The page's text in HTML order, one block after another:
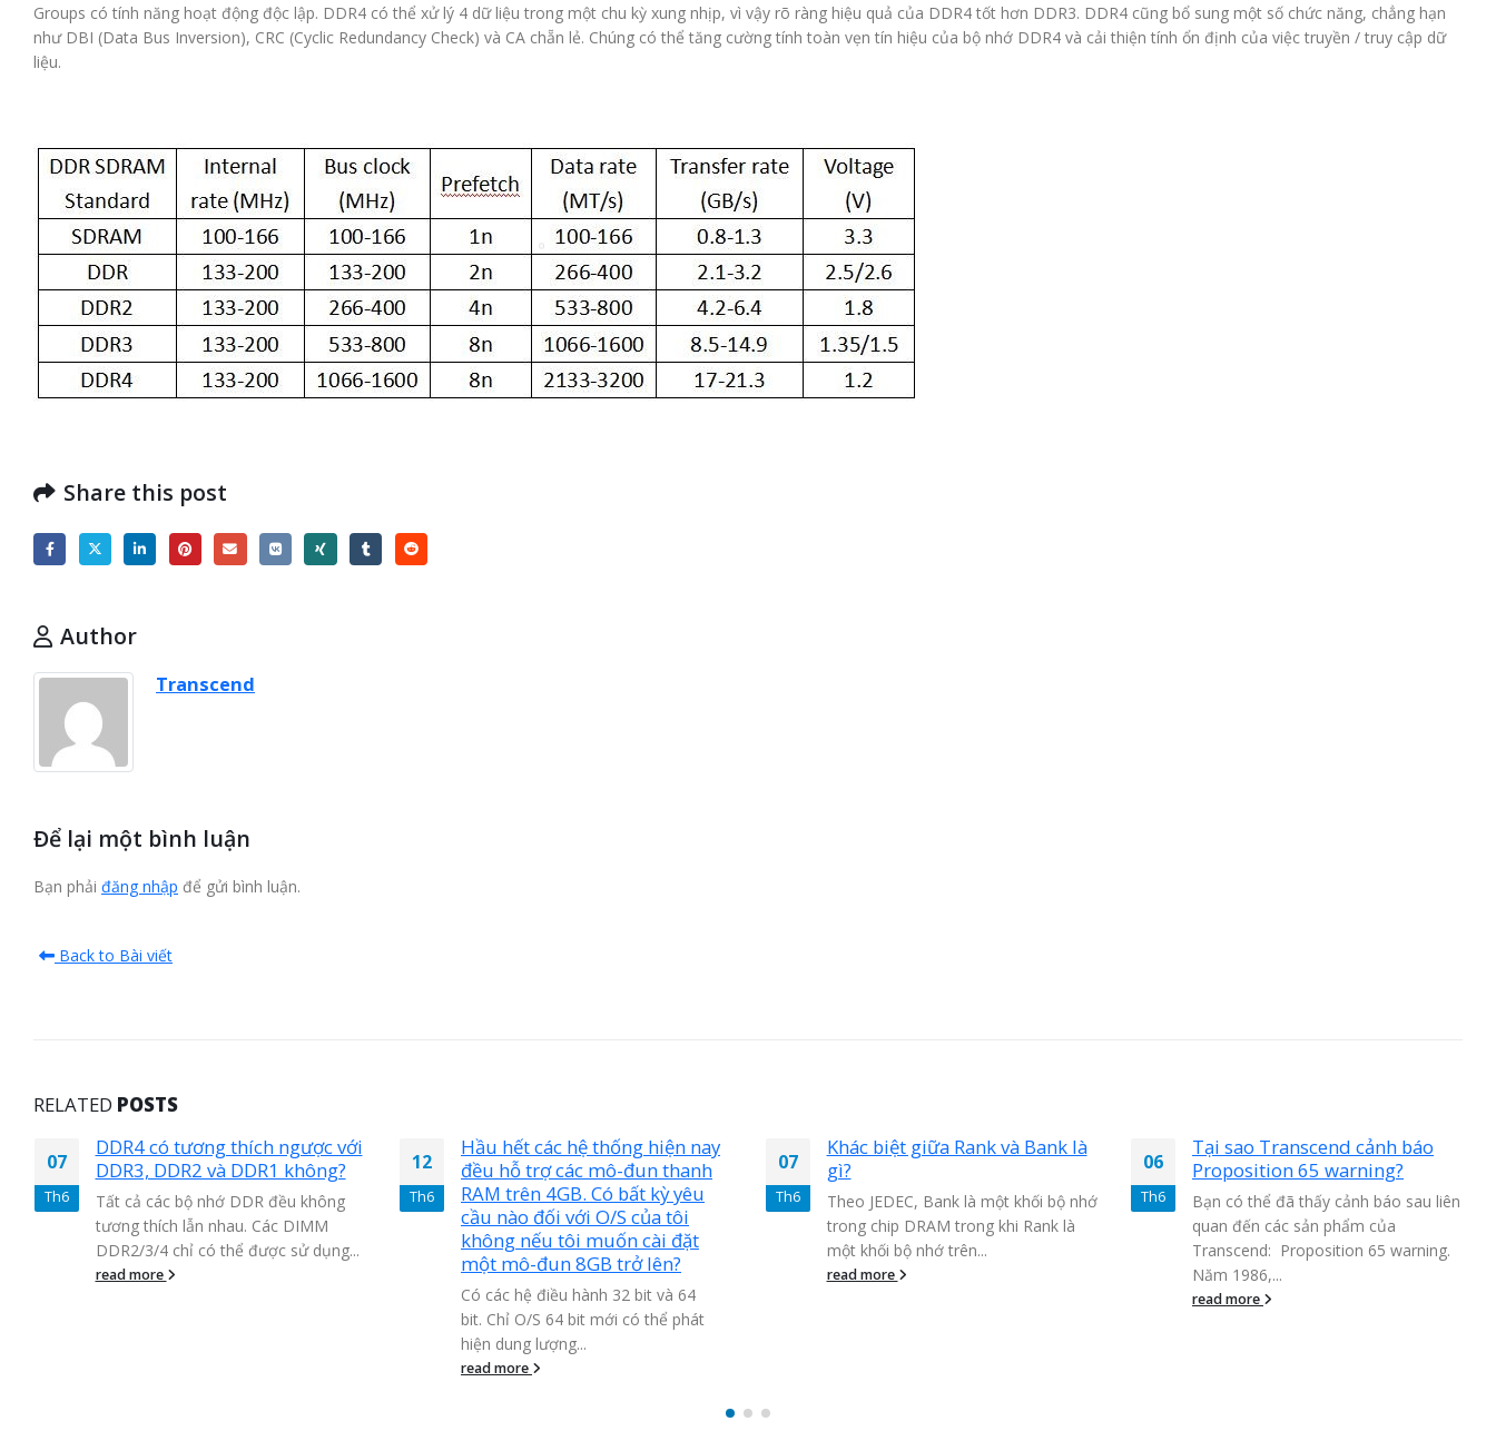
Groups có tính năng hoạt động độc lập. DDR4 có thể xử lý 4 dữ liệu trong một chu kỳ xung nhịp, vì vậy rõ ràng hiệu quả của DDR4 tốt hơn DDR3. DDR4 cũng bổ sung một số chức năng, chẳng hạn
như DBI (Data Bus Inversion), CRC (Cyclic Redundancy Check) và CA chẵn lẻ. Chúng có thể tăng cường tính toàn vẹn tín hiệu của bộ nhớ DDR4 và cải thiện tính ổn định của việc truyền / truy cập dữ
liệu.
Share this post
Author
Transcend
Để lại một bình luận
Bạn phải đăng nhập để gửi bình luận.
Back to Bài viết
RELATED POSTS
DDR4 có tương thích ngược với
DDR3, DDR2 và DDR1 không?
Tất cả các bộ nhớ DDR đều không
tương thích lẫn nhau. Các DIMM
DDR2/3/4 chỉ có thể được sử dụng...
read more
12
Hầu hết các hệ thống hiện nay
đều hỗ trợ các mô-đun thanh
RAM trên 4GB. Có bất kỳ yêu
cầu nào đối với O/S của tôi
không nếu tôi muốn cài đặt
một mô-đun 8GB trở lên?
Có các hệ điều hành 32 bit và 64
bit. Chỉ O/S 64 bit mới có thể phát
hiện dung lượng...
read more
Khác biệt giữa Rank và Bank là
gì?
Theo JEDEC, Bank là một khối bộ nhớ
trong chip DRAM trong khi Rank là
một khối bộ nhớ trên...
read more
06
Th6
Tại sao Transcend cảnh báo
Proposition 65 warning?
Bạn có thể đã thấy cảnh báo sau liên
quan đến các sản phẩm của
Transcend: Proposition 65 warning.
Năm 1986,...
read more
Th7